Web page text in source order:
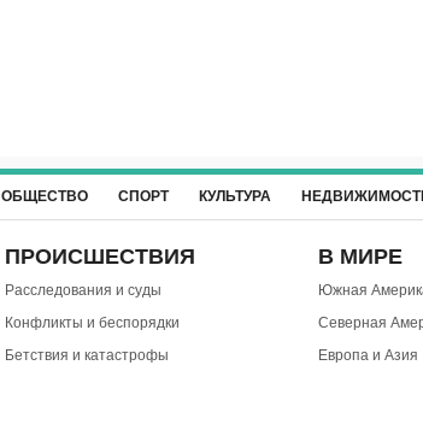
ОБЩЕСТВО СПОРТ КУЛЬТУРА
ПРОИСШЕСТВИЯ
Расследования и суды
Конфликты и беспорядки
Бетствия и катастрофы
В МИРЕ
Южная
Северная
Европа и Азия